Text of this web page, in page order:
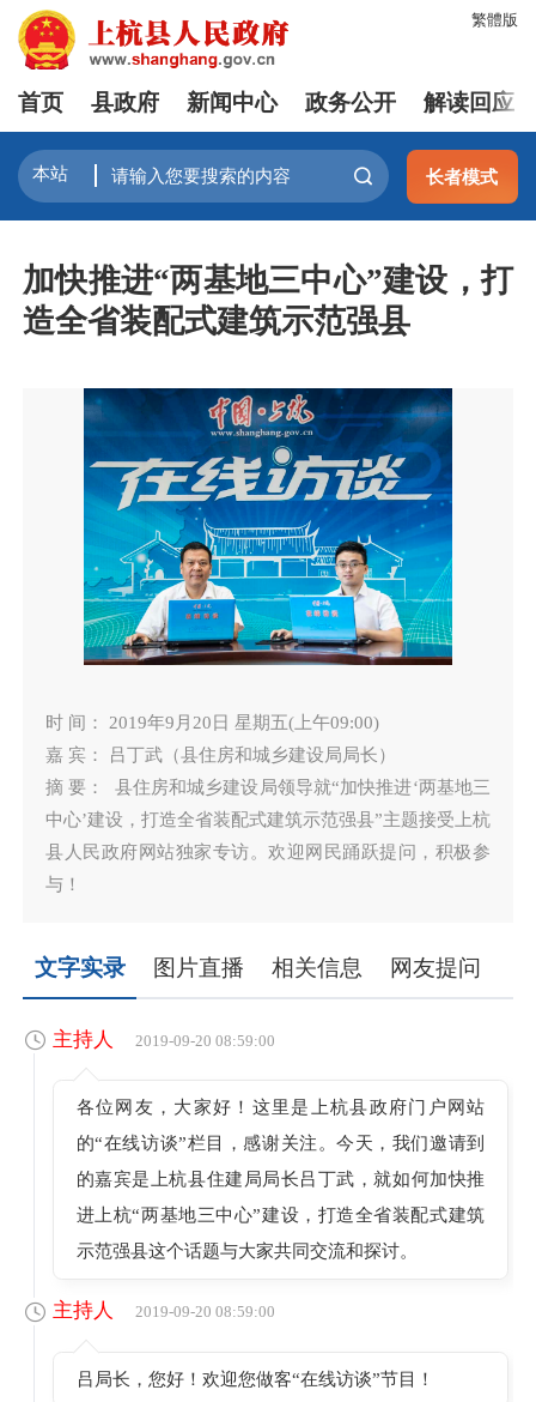
繁體版
首页 县政府 新闻中心 政务公开 解读回应
长者模式
加快推进“两基地三中心”建设，打
造全省装配式建筑示范强县
时 间： 2019年9月20日 星期五(上午09:00)
嘉 宾： 吕丁武（县住房和城乡建设局局长）
摘 要： 县住房和城乡建设局领导就“加快推进‘两基地三
中心’建设，打造全省装配式建筑示范强县”主题接受上杭
县人民政府网站独家专访。欢迎网民踊跃提问，积极参
与！
文字实录 图片直播 相关信息 网友提问
主持人 2019-09-20 08:59:00
各位网友，大家好！这里是上杭县政府门户网站
的“在线访谈”栏目，感谢关注。今天，我们邀请到
的嘉宾是上杭县住建局局长吕丁武，就如何加快推
进上杭“两基地三中心”建设，打造全省装配式建筑
示范强县这个话题与大家共同交流和探讨。
主持人 2019-09-20 08:59:00
吕局长，您好！欢迎您做客“在线访谈”节目！